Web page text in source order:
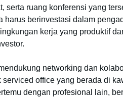
serta ruang konferensi yang
harus berinvestasi dalam
kerja yang produktif
networking dan
office yang berada di
dengan profesional lain,